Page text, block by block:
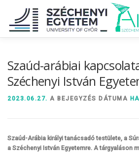
tartalomhoz
DIPLOMÁN TÚL
Szaúd-arábiai
Széchenyi István
2023.06.27. A BEJEGYZÉS DÁTUMA
Szaúd-Arábia királyi tanácsadó testülete, a
a Széchenyi István Egyetemre. A tárgyaláson